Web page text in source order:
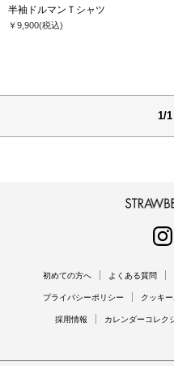
半袖ドルマンＴシャツ
￥9,900(税込)
1/1
初めての方へ よくある質問
プライバシーポリシー クッキ
採用情報 カレンダーコレク